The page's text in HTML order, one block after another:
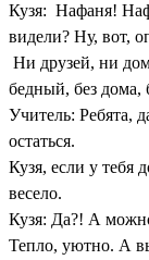
Кузя: Нафаня!
видели? Ну, вот,
Ни друзей, ни
бедный, без дома,
Учитель: Ребята,
остаться.
Кузя, если у тебя
весело.
Кузя: Да?! А
Тепло, уютно. А